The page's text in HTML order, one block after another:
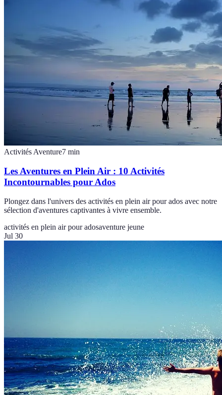
Activités Aventure7 min
Les Aventures en Plein Air : 10 Activités
Incontournables pour Ados
Plongez dans l'univers des activités en plein air pour ados avec notre
sélection d'aventures captivantes à vivre ensemble.
activités en plein air pour adosaventure jeune
Jul 30